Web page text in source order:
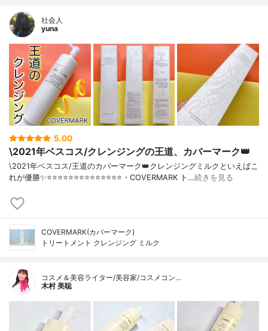
社会人
yuna
5.00
\2021年ベスコス/クレンジングの王道、カバーマーク👑
\2021年ベスコス/王道のカバーマーク👑クレンジングミルクといえばこ
れが優勝✨⭐️⭐️⭐️⭐️⭐️⭐️⭐️⭐️⭐️⭐️⭐️⭐️⭐️⭐️・COVERMARK ト…続きを見る
COVERMARK(カバーマーク)
トリートメント クレンジング ミルク
コスメ＆美容ライター/美容家/コスメコン…
木村 美聡